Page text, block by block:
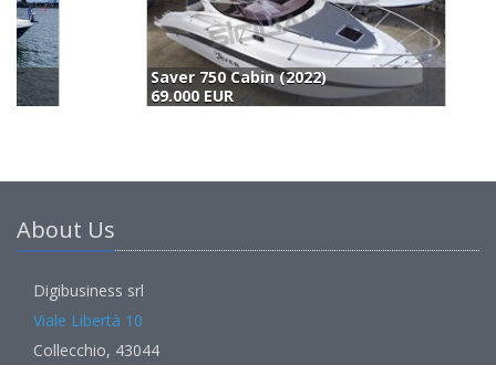
Saver 750 Cabin (2022)
69.000 EUR
About Us
Digibusiness srl
Viale Libertà 10
Collecchio, 43044